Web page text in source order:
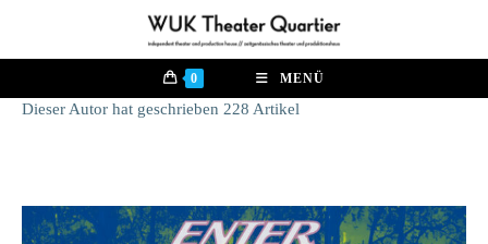
springen
0 MENÜ
Dieser Autor hat geschrieben 228 Artikel